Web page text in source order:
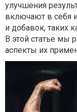
улучшения
включают в себя
и добавок, таких
В этой статье мы
аспекты их